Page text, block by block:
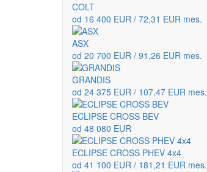
COLT
od 16 400 EUR / 72,31 EUR mes.
ASX
od 20 700 EUR / 91,26 EUR mes.
GRANDIS
od 24 375 EUR / 107,47 EUR mes.
ECLIPSE CROSS BEV
od 48 080 EUR
ECLIPSE CROSS PHEV 4x4
od 41 100 EUR / 181,21 EUR mes.